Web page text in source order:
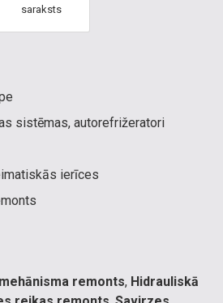
saraksts
sistēmas, autorefrižeratori
ierīces
remonts, Hidrauliskā